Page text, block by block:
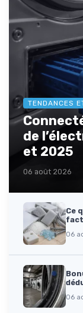
TENDANCES
de
et 2025
06 août 2026
Ce
06
06